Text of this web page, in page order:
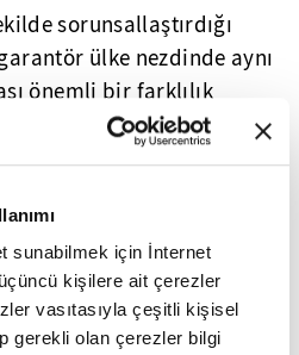
sunabilmek için İnternet
kişilere ait çerezler
vasıtasıyla çeşitli kişisel
gerekli olan çerezler bilgi
sorunsallaştırdığı
ülke nezdinde aynı
önemli bir farklılık
en hassas olduğu
bütünlüğünün Rusya
Ancak olası bir federatif
koruyan YPG
risk oluşturmaya devam